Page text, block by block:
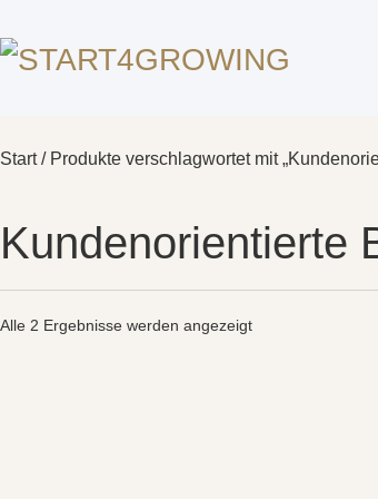
Start/ Produkte verschlagwortet mit
Kundenorientierte
Alle 2 Ergebnisse werden angezeigt